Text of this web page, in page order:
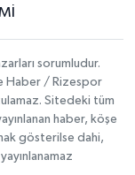
sorumludur.
Haber / Rizespor
Sitedeki tüm
haber, köşe
gösterilse dahi,